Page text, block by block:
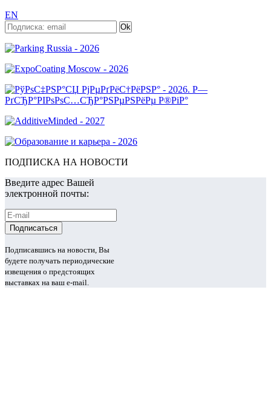
EN
ПОДПИСКА НА НОВОСТИ
Введите адрес Вашей
электронной почты:
Подписавшись на новости, Вы
будете получать периодические
извещения о предстоящих
выставках на ваш e-mail.